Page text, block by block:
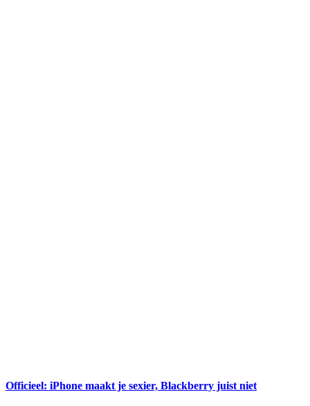
Officieel: iPhone maakt je sexier, Blackberry juist niet